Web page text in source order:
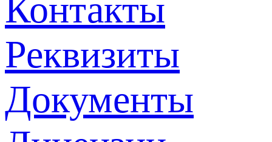
Контакты
Реквизиты
Документы